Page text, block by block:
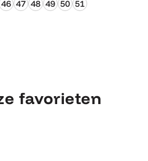
46 47 48 49 50 51
favorieten